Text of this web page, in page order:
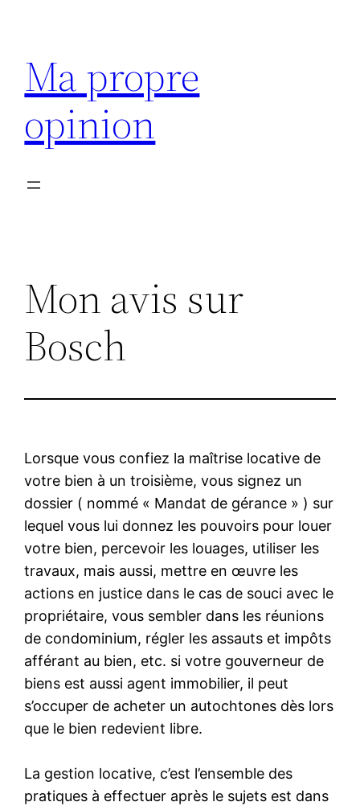
contenu
Ma propre
opinion
Mon avis sur
Bosch
Lorsque vous confiez la maîtrise locative de
votre bien à un troisième, vous signez un
dossier ( nommé « Mandat de gérance » ) sur
lequel vous lui donnez les pouvoirs pour louer
votre bien, percevoir les louages, utiliser les
travaux, mais aussi, mettre en œuvre les
actions en justice dans le cas de souci avec le
propriétaire, vous sembler dans les réunions
de condominium, régler les assauts et impôts
afférant au bien, etc. si votre gouverneur de
biens est aussi agent immobilier, il peut
s’occuper de acheter un autochtones dès lors
que le bien redevient libre.
La gestion locative, c’est l’ensemble des
pratiques à effectuer après le sujets est dans